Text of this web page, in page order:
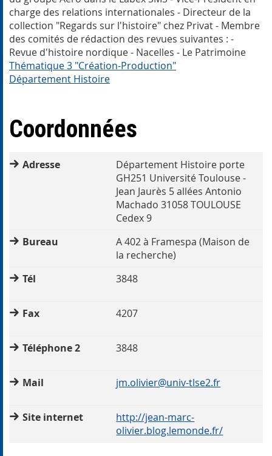
charge des relations internationales - Directeur de la
collection "Regards sur l'histoire" chez Privat - Membre
des comités de rédaction des revues suivantes : -
Revue d'histoire nordique - Nacelles - Le Patrimoine
Thématique 3 "Création-Production"
Département Histoire
Coordonnées
Adresse
Département Histoire porte
GH251 Université Toulouse -
Jean Jaurès 5 allées Antonio
Machado 31058 TOULOUSE
Cedex 9
Bureau
A 402 à Framespa (Maison de
la recherche)
Tél
3848
Fax 4207
Téléphone 2 3848
Mail jm.olivier@univ-tlse2.fr
Site internet
http://jean-marc-
olivier.blog.lemonde.fr/